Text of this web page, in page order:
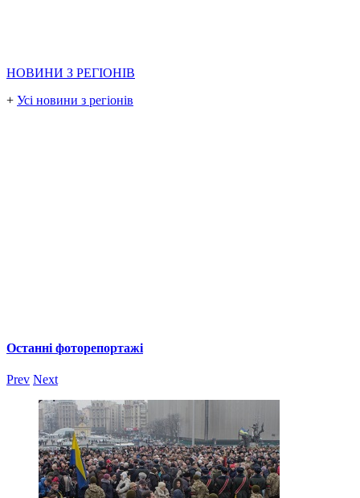
НОВИНИ З РЕГІОНІВ
+ Усі новини з регіонів
Останні фоторепортажі
Prev Next